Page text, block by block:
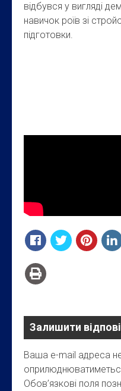
відбувся у вигляді
навичок роїв зі
підготовки.
Залишити
Ваша e-mail адреса
Обов’язкові поля